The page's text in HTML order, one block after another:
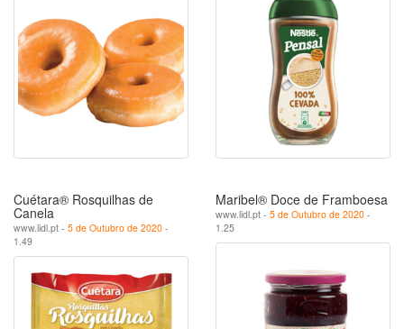
Cuétara® Rosquilhas de
Canela
www.lidl.pt - 5 de Outubro de 2020 -
1.49
Maribel® Doce de Framboesa
www.lidl.pt - 5 de Outubro de 2020 -
1.25